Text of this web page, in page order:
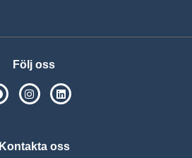
Följ oss
SPSM på Facebook
SPSM på Instagram
Kontakta oss